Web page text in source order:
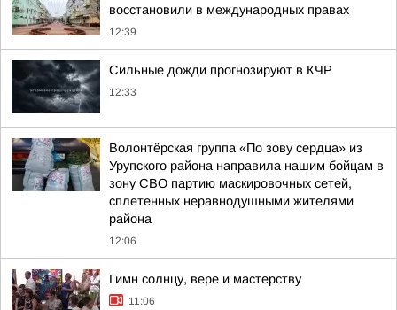
восстановили в международных правах
12:39
Сильные дожди прогнозируют в КЧР
12:33
Волонтёрская группа «По зову сердца» из
Урупского района направила нашим бойцам в
зону СВО партию маскировочных сетей,
сплетенных неравнодушными жителями
района
12:06
Гимн солнцу, вере и мастерству
11:06